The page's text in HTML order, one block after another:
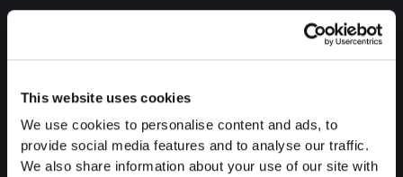
This website uses cookies
We use cookies to personalise content and ads, to
provide social media features and to analyse our traffic.
We also share information about your use of our site with
Guida al lavoro indipendente
Creare un business plan
Aspetti fiscali
Prelievo anticipato LPP